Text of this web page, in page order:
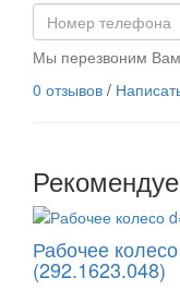
Мы перезвоним
0 отзывов /
Рабочее
(292.1623.048)